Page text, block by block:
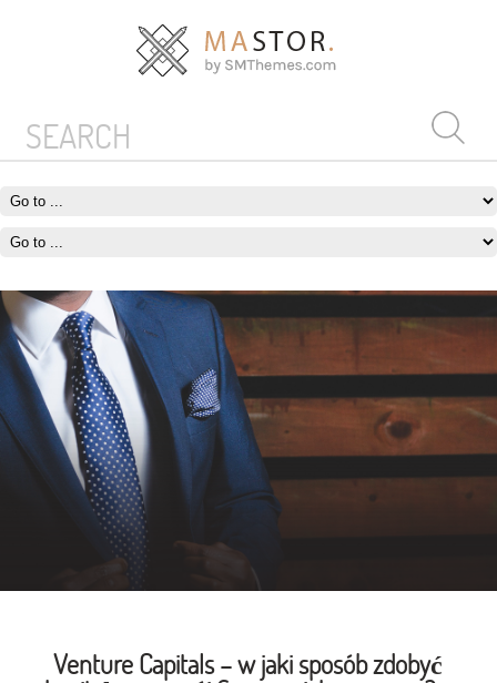
Venture Capitals – w jaki sposób zdobyć